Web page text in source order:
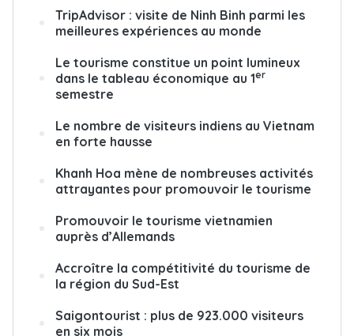
TripAdvisor : visite de Ninh Binh parmi les
meilleures expériences au monde
Le tourisme constitue un point lumineux
dans le tableau économique au 1er
semestre
Le nombre de visiteurs indiens au Vietnam
en forte hausse
Khanh Hoa mène de nombreuses activités
attrayantes pour promouvoir le tourisme
Promouvoir le tourisme vietnamien
auprès d’Allemands
Accroître la compétitivité du tourisme de
la région du Sud-Est
Saigontourist : plus de 923.000 visiteurs
en six mois